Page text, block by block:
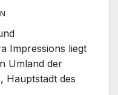
Impressions liegt
Umland der
Hauptstadt des